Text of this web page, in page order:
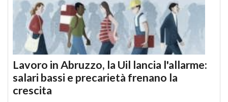
Lavoro in Abruzzo, la Uil lancia l'allarme:
salari bassi e precarietà frenano la
crescita